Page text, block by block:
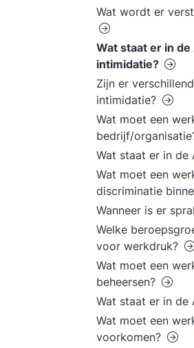
Wat wordt er
Wat staat er in
intimidatie?
Zijn er
intimidatie?
Wat moet een
bedrijf/
Wat staat er in de
Wat moet een
discriminatie
Wanneer is er
Welke
voor werkdruk?
Wat moet een
beheersen?
Wat staat er in de
Wat moet een
voorkomen?